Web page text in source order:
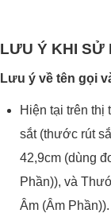
LƯU Ý KHI SỬ
Lưu ý về tên gọi
Hiện tại trên
sắt (thước rút
42,9cm (dùng
Phần)), và
Âm (Âm